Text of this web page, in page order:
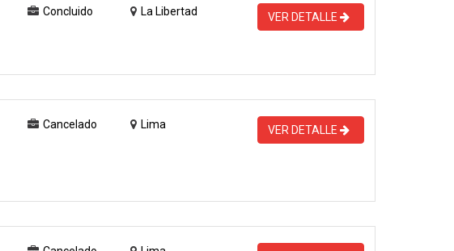
Concluido La Libertad VER DETALLE
Cancelado Lima VER DETALLE